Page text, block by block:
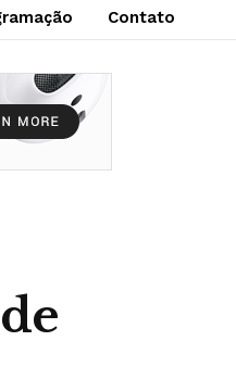
Contato